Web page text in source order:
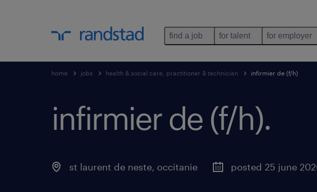
find a job for talent for employer
home jobs health & social care, practitioner & technician infirmier de (f/h)
infirmier de (f/h).
st laurent de neste, occitanie posted 25 june